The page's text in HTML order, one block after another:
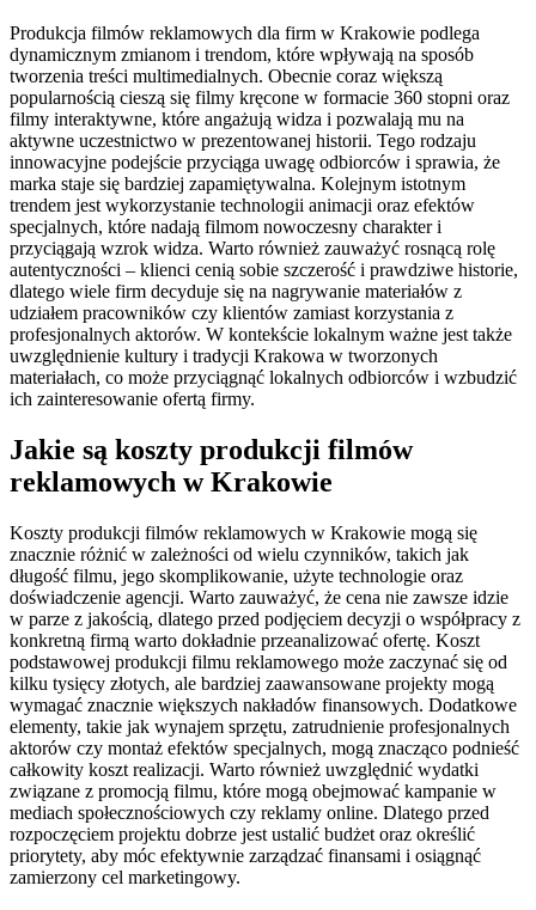
Produkcja filmów reklamowych dla firm w Krakowie podlega
dynamicznym zmianom i trendom, które wpływają na sposób
tworzenia treści multimedialnych. Obecnie coraz większą
popularnością cieszą się filmy kręcone w formacie 360 stopni oraz
filmy interaktywne, które angażują widza i pozwalają mu na
aktywne uczestnictwo w prezentowanej historii. Tego rodzaju
innowacyjne podejście przyciąga uwagę odbiorców i sprawia, że
marka staje się bardziej zapamiętywalna. Kolejnym istotnym
trendem jest wykorzystanie technologii animacji oraz efektów
specjalnych, które nadają filmom nowoczesny charakter i
przyciągają wzrok widza. Warto również zauważyć rosnącą rolę
autentyczności – klienci cenią sobie szczerość i prawdziwe historie,
dlatego wiele firm decyduje się na nagrywanie materiałów z
udziałem pracowników czy klientów zamiast korzystania z
profesjonalnych aktorów. W kontekście lokalnym ważne jest także
uwzględnienie kultury i tradycji Krakowa w tworzonych
materiałach, co może przyciągnąć lokalnych odbiorców i wzbudzić
ich zainteresowanie ofertą firmy.
Jakie są koszty produkcji filmów
reklamowych w Krakowie
Koszty produkcji filmów reklamowych w Krakowie mogą się
znacznie różnić w zależności od wielu czynników, takich jak
długość filmu, jego skomplikowanie, użyte technologie oraz
doświadczenie agencji. Warto zauważyć, że cena nie zawsze idzie
w parze z jakością, dlatego przed podjęciem decyzji o współpracy z
konkretną firmą warto dokładnie przeanalizować ofertę. Koszt
podstawowej produkcji filmu reklamowego może zaczynać się od
kilku tysięcy złotych, ale bardziej zaawansowane projekty mogą
wymagać znacznie większych nakładów finansowych. Dodatkowe
elementy, takie jak wynajem sprzętu, zatrudnienie profesjonalnych
aktorów czy montaż efektów specjalnych, mogą znacząco podnieść
całkowity koszt realizacji. Warto również uwzględnić wydatki
związane z promocją filmu, które mogą obejmować kampanie w
mediach społecznościowych czy reklamy online. Dlatego przed
rozpoczęciem projektu dobrze jest ustalić budżet oraz określić
priorytety, aby móc efektywnie zarządzać finansami i osiągnąć
zamierzony cel marketingowy.